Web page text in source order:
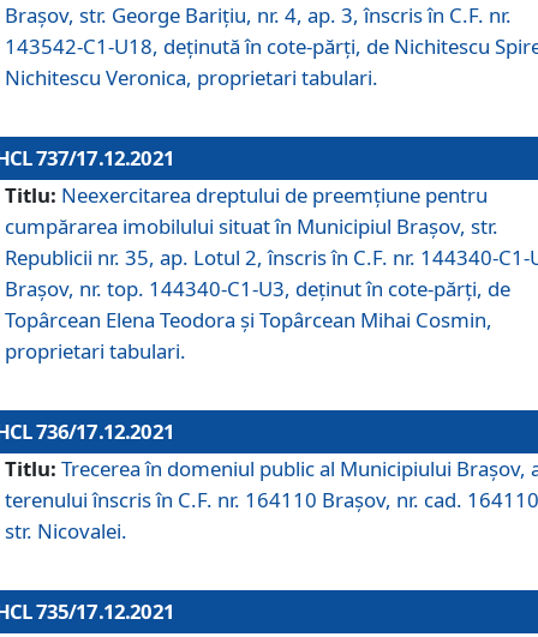
Braşov, str. George Barițiu, nr. 4, ap. 3, înscris în C.F. nr.
143542-C1-U18, deținută în cote-părți, de Nichitescu
Nichitescu Veronica, proprietari tabulari.
737/17.12.2021
Titlu: Neexercitarea dreptului de preemţiune pentru
cumpărarea imobilului situat în Municipiul Braşov, str.
Republicii nr. 35, ap. Lotul 2, înscris în C.F. nr. 144340-C1-
Brașov, nr. top. 144340-C1-U3, deținut în cote-părți, de
Topârcean Elena Teodora și Topârcean Mihai Cosmin,
proprietari tabulari.
736/17.12.2021
Titlu: Trecerea în domeniul public al Municipiului Braşov,
terenului înscris în C.F. nr. 164110 Brașov, nr. cad.
str. Nicovalei.
735/17.12.2021